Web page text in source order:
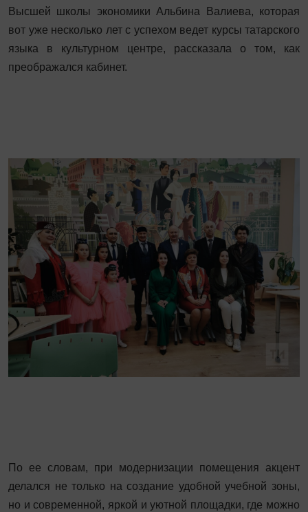
Высшей школы экономики Альбина Валиева, которая
вот уже несколько лет с успехом ведет курсы татарского
языка в культурном центре, рассказала о том, как
преображался кабинет.
По ее словам, при модернизации помещения акцент
делался не только на создание удобной учебной зоны,
но и современной, яркой и уютной площадки, где можно